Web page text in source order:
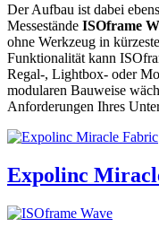
Der Aufbau ist dabei
Messestände ISOframe
ohne Werkzeug in
Funktionalität kann
Regal-, Lightbox- oder
modularen Bauweise
Anforderungen Ihres
Expolinc